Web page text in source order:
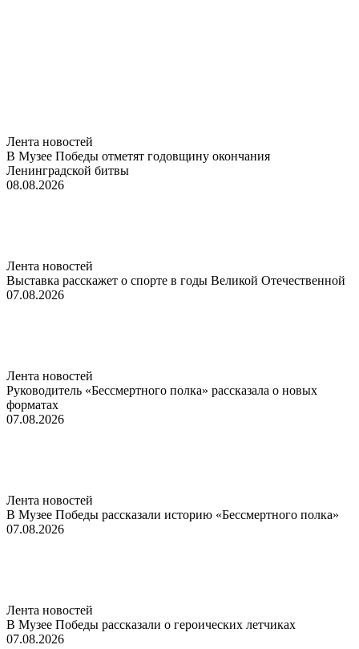
Лента новостей
В Музее Победы отметят годовщину окончания
Ленинградской битвы
08.08.2026
Лента новостей
Выставка расскажет о спорте в годы Великой Отечественной
07.08.2026
Лента новостей
Руководитель «Бессмертного полка» рассказала о новых
форматах
07.08.2026
Лента новостей
В Музее Победы рассказали историю «Бессмертного полка»
07.08.2026
Лента новостей
В Музее Победы рассказали о героических летчиках
07.08.2026